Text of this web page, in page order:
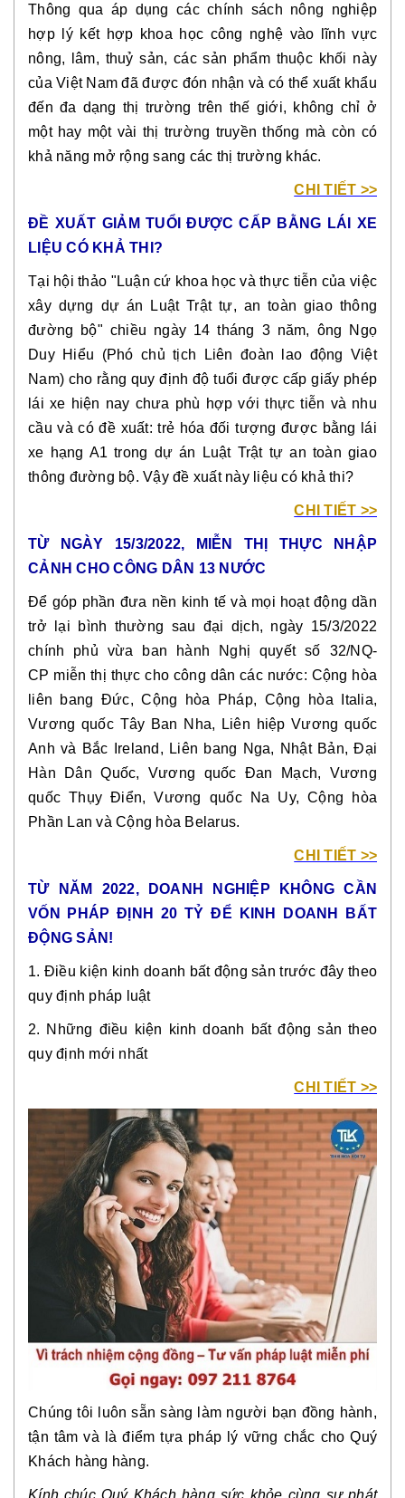
Thông qua áp dụng các chính sách nông nghiệp
hợp lý kết hợp khoa học công nghệ vào lĩnh vực
nông, lâm, thuỷ sản, các sản phẩm thuộc khối này
của Việt Nam đã được đón nhận và có thể xuất khẩu
đến đa dạng thị trường trên thế giới, không chỉ ở
một hay một vài thị trường truyền thống mà còn có
khả năng mở rộng sang các thị trường khác.
CHI TIẾT >>
ĐỀ XUẤT GIẢM TUỔI ĐƯỢC CẤP BẰNG LÁI XE
LIỆU CÓ KHẢ THI?
Tại hội thảo "Luận cứ khoa học và thực tiễn của việc
xây dựng dự án Luật Trật tự, an toàn giao thông
đường bộ" chiều ngày 14 tháng 3 năm, ông Ngọ
Duy Hiểu (Phó chủ tịch Liên đoàn lao động Việt
Nam) cho rằng quy định độ tuổi được cấp giấy phép
lái xe hiện nay chưa phù hợp với thực tiễn và nhu
cầu và có đề xuất: trẻ hóa đối tượng được bằng lái
xe hạng A1 trong dự án Luật Trật tự an toàn giao
thông đường bộ. Vậy đề xuất này liệu có khả thi?
CHI TIẾT >>
TỪ NGÀY 15/3/2022, MIỄN THỊ THỰC NHẬP
CẢNH CHO CÔNG DÂN 13 NƯỚC
Để góp phần đưa nền kinh tế và mọi hoạt động dần
trở lại bình thường sau đại dịch, ngày 15/3/2022
chính phủ vừa ban hành Nghị quyết số 32/NQ-
CP miễn thị thực cho công dân các nước: Cộng hòa
liên bang Đức, Cộng hòa Pháp, Cộng hòa Italia,
Vương quốc Tây Ban Nha, Liên hiệp Vương quốc
Anh và Bắc Ireland, Liên bang Nga, Nhật Bản, Đại
Hàn Dân Quốc, Vương quốc Đan Mạch, Vương
quốc Thụy Điển, Vương quốc Na Uy, Cộng hòa
Phần Lan và Cộng hòa Belarus.
CHI TIẾT >>
TỪ NĂM 2022, DOANH NGHIỆP KHÔNG CẦN
VỐN PHÁP ĐỊNH 20 TỶ ĐỂ KINH DOANH BẤT
ĐỘNG SẢN!
1. Điều kiện kinh doanh bất động sản trước đây theo
quy định pháp luật
2. Những điều kiện kinh doanh bất động sản theo
quy định mới nhất
CHI TIẾT >>
Chúng tôi luôn sẵn sàng làm người bạn đồng hành,
tận tâm và là điểm tựa pháp lý vững chắc cho Quý
Khách hàng hàng.
Kính chúc Quý Khách hàng sức khỏe cùng sự phát